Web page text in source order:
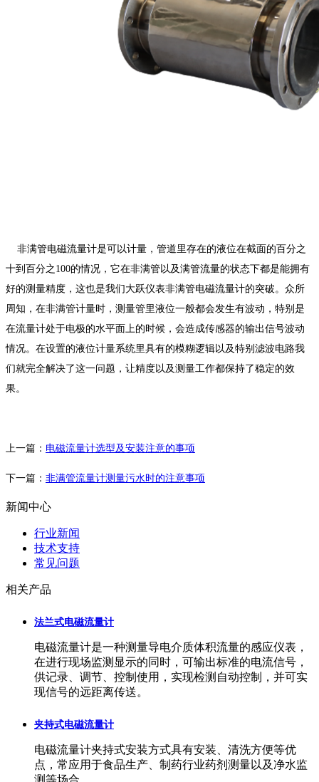
非满管电磁流量计是可以计量，管道里存在的液位在截面的百分之
十到百分之100的情况，它在非满管以及满管流量的状态下都是能拥有
好的测量精度，这也是我们大跃仪表非满管电磁流量计的突破。众所
周知，在非满管计量时，测量管里液位一般都会发生有波动，特别是
在流量计处于电极的水平面上的时候，会造成传感器的输出信号波动
情况。在设置的液位计量系统里具有的模糊逻辑以及特别滤波电路我
们就完全解决了这一问题，让精度以及测量工作都保持了稳定的效
果。
上一篇： 电磁流量计选型及安装注意的事项
下一篇： 非满管流量计测量污水时的注意事项
新闻中心
行业新闻
技术支持
常见问题
相关产品
法兰式电磁流量计
电磁流量计是一种测量导电介质体积流量的感应仪表，
在进行现场监测显示的同时，可输出标准的电流信号，
供记录、调节、控制使用，实现检测自动控制，并可实
现信号的远距离传送。
夹持式电磁流量计
电磁流量计夹持式安装方式具有安装、清洗方便等优
点，常应用于食品生产、制药行业药剂测量以及净水监